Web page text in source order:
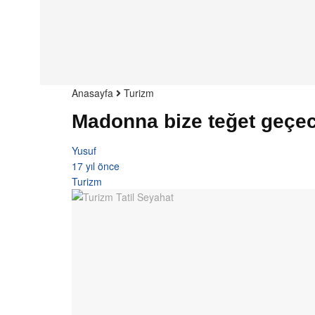
Anasayfa Turizm
Madonna bize teğet
Yusuf
17 yıl önce
Turizm